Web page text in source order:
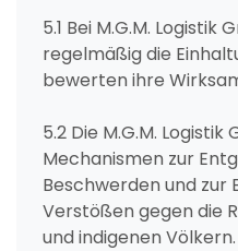
5.1 Bei M.G.M.
regelmäßig die
bewerten ihre
5.2 Die M.G.M.
Mechanismen zur
Beschwerden und zur
Verstößen gegen die
und indigenen Völkern.